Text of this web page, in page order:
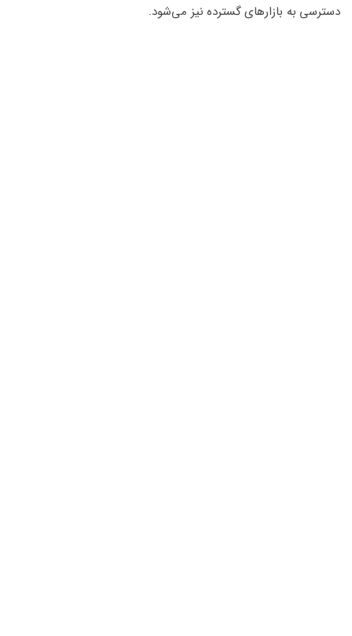
دسترسی به بازارهای گسترده نیز می‌شود.